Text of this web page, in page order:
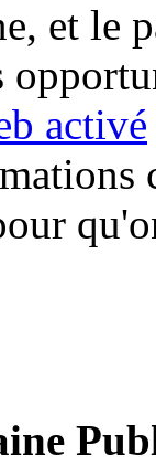
et le
activé